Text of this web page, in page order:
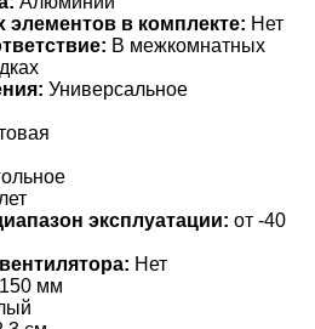
элементов в комплекте: Нет
В межкомнатных
Универсальное
эксплуатации: от -40
Нет
мм